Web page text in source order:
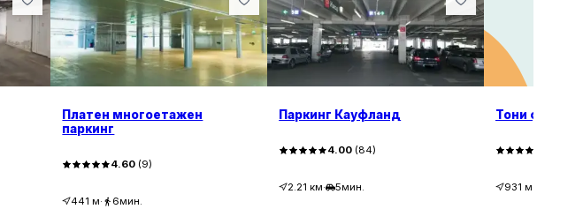
Платен многоетажен
паркинг
4.60 (9)
441 м· 6мин.
Паркинг Кауфланд
4.00 (84)
2.21 км· 5мин.
Тони фрут -
931 м